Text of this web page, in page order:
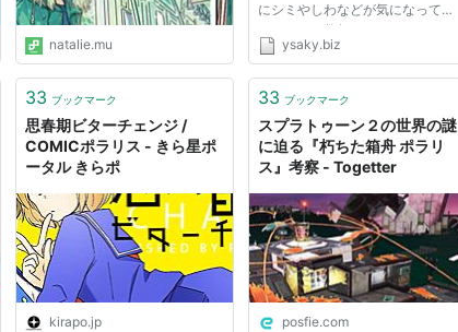
natalie.mu
にシミやしわなどが気になってき
ます。ここ数年はアンチエイジン
グといった言葉がよく聞かれるよ
ーティという年齢を感じさせない
若さを追求するなら、スキン...
ysaky.biz
33 ブックマーク
思春期ビターチェンジ /
COMICポラリス - きら星ポ
ータル きらポ
kirapo.jp
33 ブックマーク
スプラトゥーン２の世界の謎
に迫る『朽ちた箱舟 ポラリ
ス』考察 - Togetter
posfie.com